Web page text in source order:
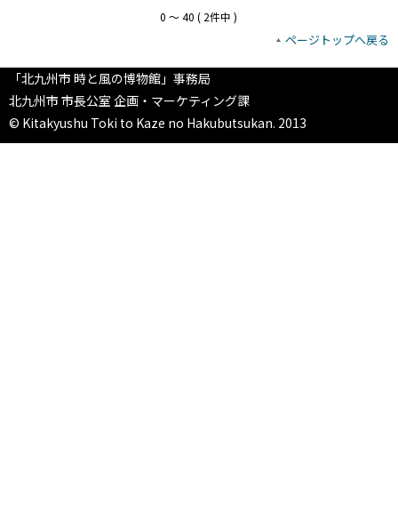
0 〜 40 ( 2件中 )
ページトップへ戻る
「北九州市 時と風の博物館」事務局
北九州市 市長公室 企画・マーケティング課
© Kitakyushu Toki to Kaze no Hakubutsukan. 2013